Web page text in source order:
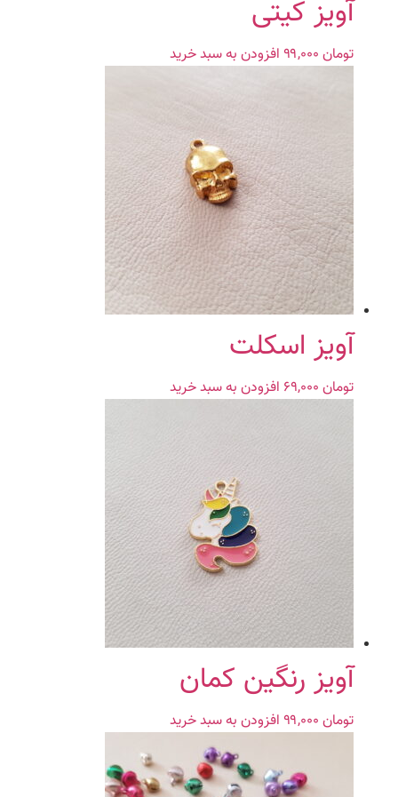
آویز کیتی
تومان افزودن به سبد خرید
آویز اسکلت
تومان افزودن به سبد خرید
آویز رنگین کمان
تومان افزودن به سبد خرید